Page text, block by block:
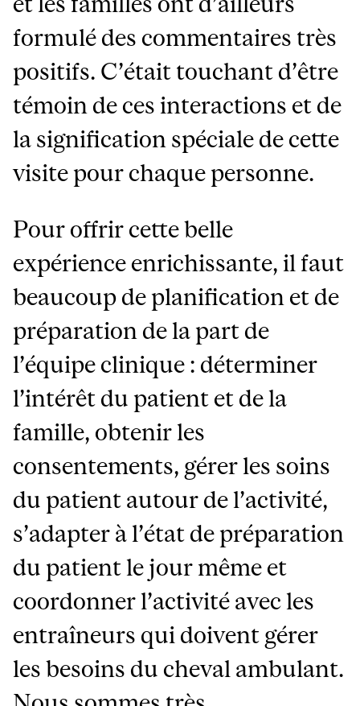
formulé des commentaires très
positifs. C’était touchant d’être
témoin de ces interactions et de
la signification spéciale de cette
visite pour chaque personne.
Pour offrir cette belle
expérience enrichissante, il faut
beaucoup de planification et de
préparation de la part de
l’équipe clinique : déterminer
l’intérêt du patient et de la
famille, obtenir les
consentements, gérer les soins
du patient autour de l’activité,
s’adapter à l’état de préparation
du patient le jour même et
coordonner l’activité avec les
entraîneurs qui doivent gérer
les besoins du cheval ambulant.